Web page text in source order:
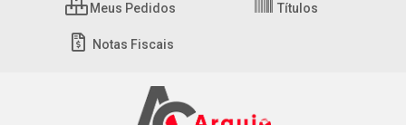
Meus Pedidos Títulos
Notas Fiscais